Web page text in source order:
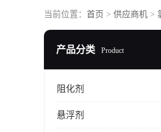
当前位置： 首页 > 供应商机 >
产品分类 Product
阻化剂
悬浮剂